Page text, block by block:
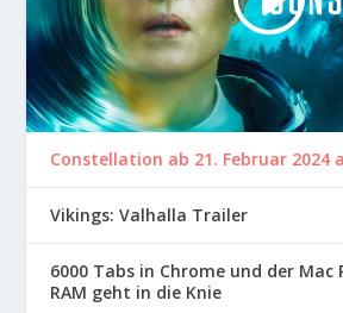
Constellation ab 21. Februar 2024
Vikings: Valhalla Trailer
6000 Tabs in Chrome und der Mac
RAM geht in die Knie